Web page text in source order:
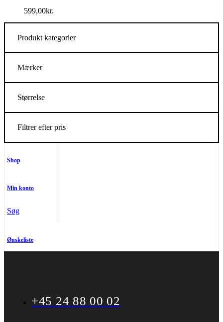
599,00kr.
Produkt kategorier
Mærker
Størrelse
Filtrer efter pris
Shop
Min konto
Søg
Ønskeliste
+45 24 88 00 02